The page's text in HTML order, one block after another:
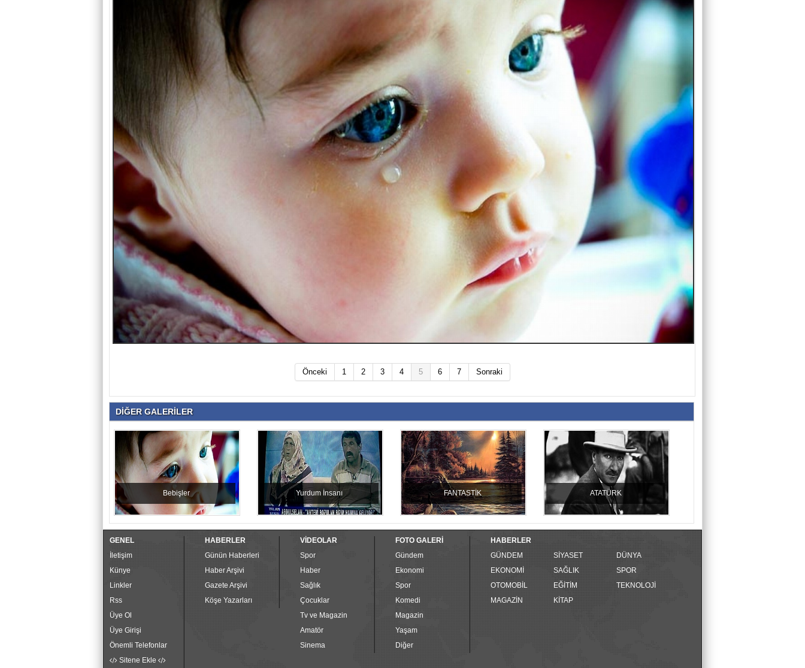
Önceki 1 2 3 4 5 6 7 Sonraki
DİĞER GALERİLER
Bebişler Yurdum İnsanı FANTASTİK ATATÜRK
GENEL
İletişim
Künye
Linkler
Rss
Üye Ol
Üye Girişi
Önemli Telefonlar
Sitene Ekle
HABERLER
Günün Haberleri
Haber Arşivi
Gazete Arşivi
Köşe Yazarları
VİDEOLAR
Spor
Haber
Sağlık
Çocuklar
Tv ve Magazin
Amatör
Sinema
FOTO GALERİ
Gündem
Ekonomi
Spor
Komedi
Magazin
Yaşam
Diğer
HABERLER
GÜNDEM
SİYASET
DÜNYA
EKONOMİ
SAĞLIK
SPOR
OTOMOBİL
EĞİTİM
TEKNOLOJİ
MAGAZİN
KİTAP